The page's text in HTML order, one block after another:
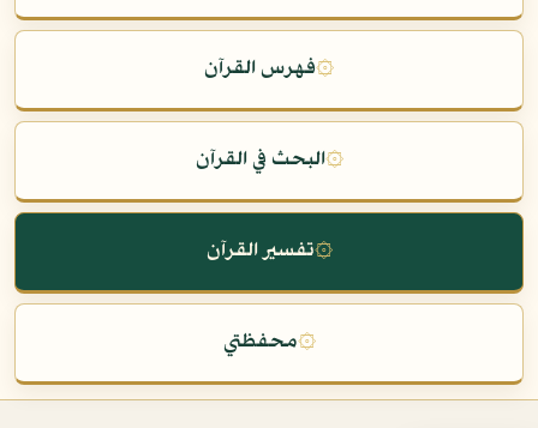
۞فهرس القرآن
۞البحث في القرآن
۞تفسير القرآن
۞محفظتي